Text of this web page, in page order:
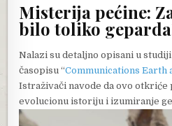
Misterija pećine:
bilo toliko
Nalazi su detaljno opisani u
časopisu “Communications Earth
Istraživači navode da ovo otkriće
evolucionu istoriju i izumiranje